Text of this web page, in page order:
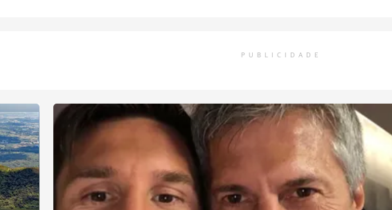
PUBLICIDADE